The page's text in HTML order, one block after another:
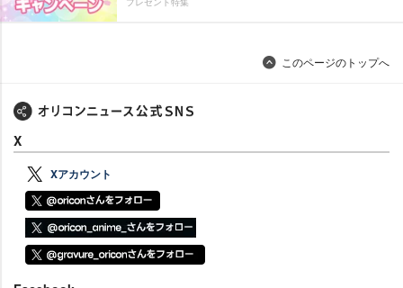
このページのトップへ
X
Xアカウント